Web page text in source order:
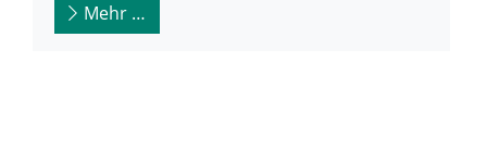
Mehr …